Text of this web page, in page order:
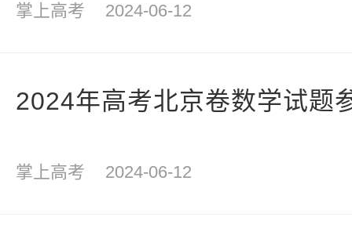
掌上高考 2024-06-12
2024年高考北京卷数学试题
掌上高考 2024-06-12